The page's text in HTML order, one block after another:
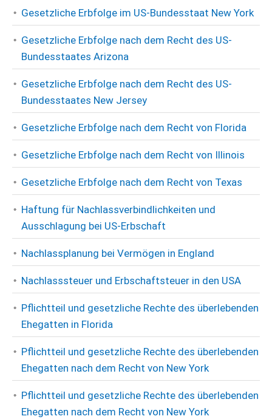
Gesetzliche Erbfolge im US-Bundesstaat New York
Gesetzliche Erbfolge nach dem Recht des US-
Bundesstaates Arizona
Gesetzliche Erbfolge nach dem Recht des US-
Bundesstaates New Jersey
Gesetzliche Erbfolge nach dem Recht von Florida
Gesetzliche Erbfolge nach dem Recht von Illinois
Gesetzliche Erbfolge nach dem Recht von Texas
Haftung für Nachlassverbindlichkeiten und
Ausschlagung bei US-Erbschaft
Nachlassplanung bei Vermögen in England
Nachlasssteuer und Erbschaftsteuer in den USA
Pflichtteil und gesetzliche Rechte des überlebenden
Ehegatten in Florida
Pflichtteil und gesetzliche Rechte des überlebenden
Ehegatten nach dem Recht von New York
Pflichtteil und gesetzliche Rechte des überlebenden
Ehegatten nach dem Recht von New York